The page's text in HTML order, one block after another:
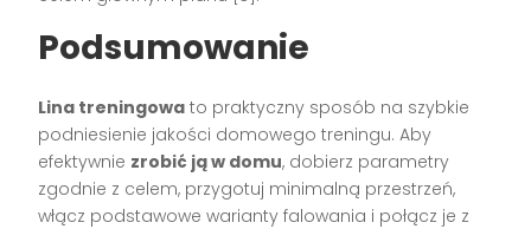
Podsumowanie
Lina treningowa to praktyczny sposób na szybkie
podniesienie jakości domowego treningu. Aby
efektywnie zrobić ją w domu, dobierz parametry
zgodnie z celem, przygotuj minimalną przestrzeń,
włącz podstawowe warianty falowania i połącz je z